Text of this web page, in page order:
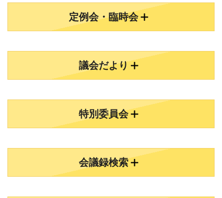
定例会・臨時会
議会だより
特別委員会
会議録検索